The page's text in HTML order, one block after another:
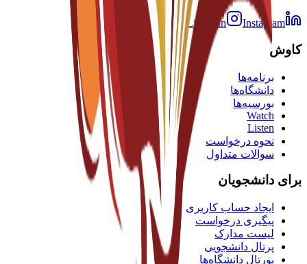
LinkedIn Instagram
کاوش
برنامه‌ها
دانشگاه‌ها
بورسیه‌ها
Watch
Listen
نحوه درخواست
سوالات متداول
برای دانشجویان
ایجاد حساب کاربری
پیگیری درخواست
لیست مدارک
پرتال دانشجویی
پورتال دانشگاه‌ها